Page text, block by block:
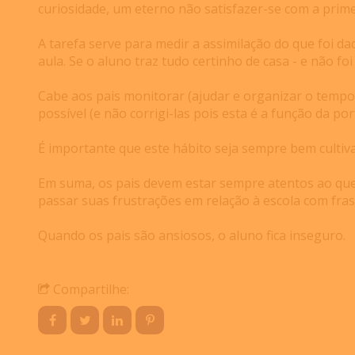
curiosidade, um eterno não satisfazer-se com a
A tarefa serve para medir a assimilação do que foi
aula. Se o aluno traz tudo certinho de casa - e não
Cabe aos pais monitorar (ajudar e organizar o
possível (e não corrigi-las pois esta é a função da
É importante que este hábito seja sempre bem
Em suma, os pais devem estar sempre atentos ao
passar suas frustrações em relação à escola com
Quando os pais são ansiosos, o aluno fica inseguro.
Compartilhe: